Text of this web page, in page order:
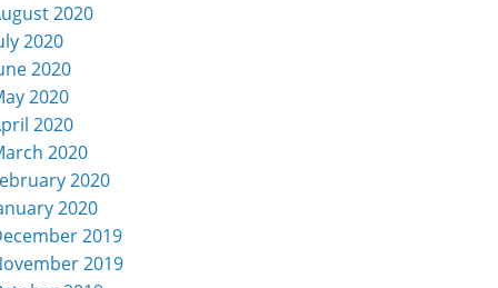
2020
2020
2020
2020
2020
2020
2020
2020
2019
2019